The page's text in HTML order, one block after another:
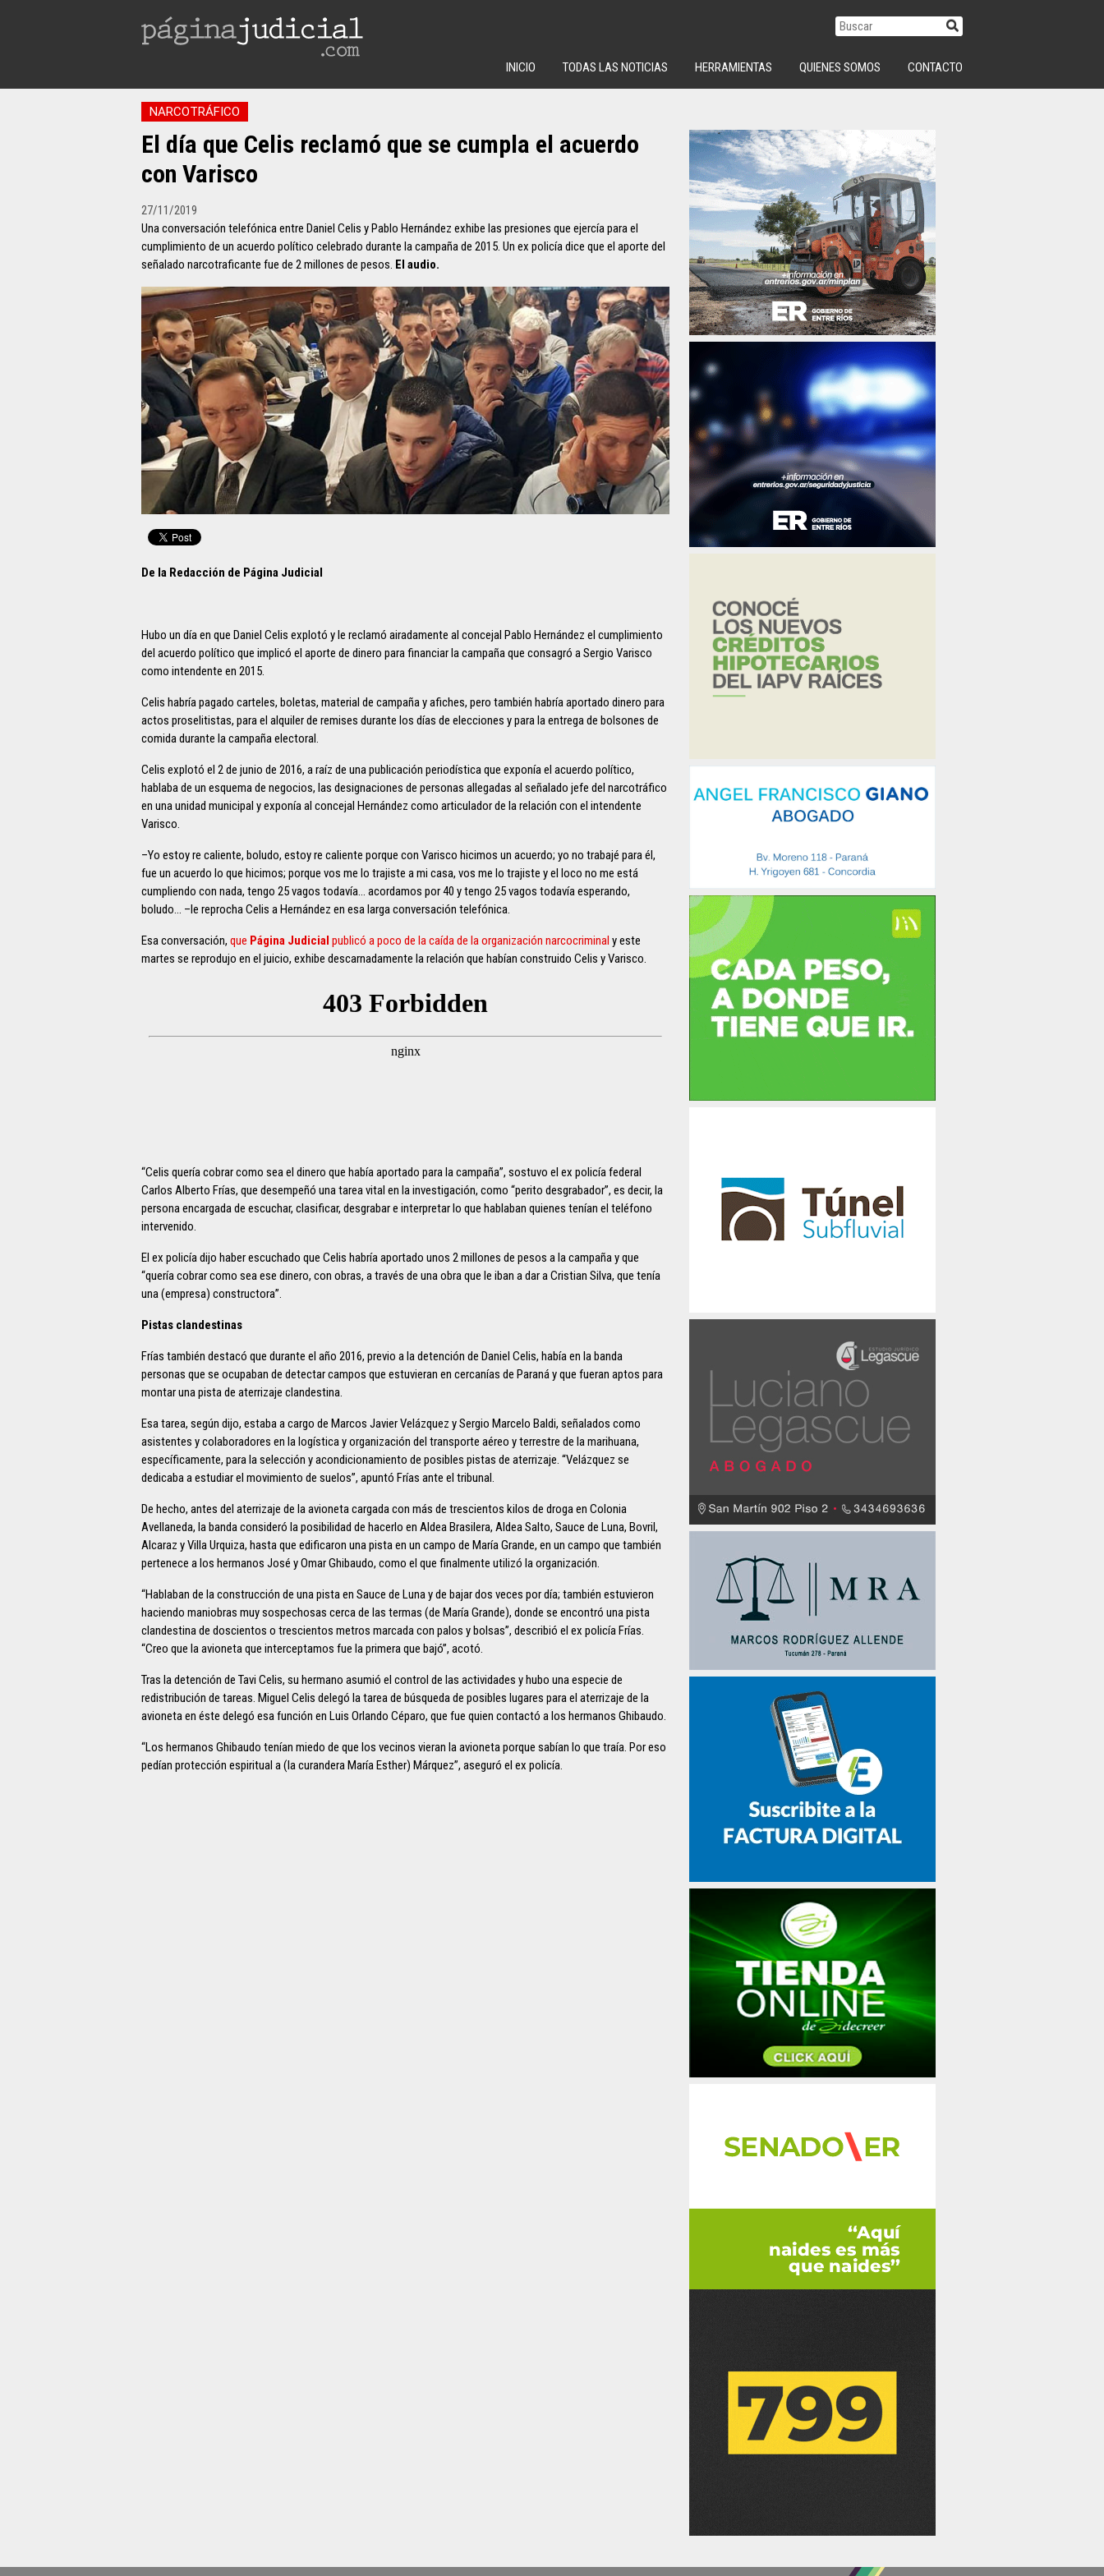
INICIO TODAS LAS NOTICIAS HERRAMIENTAS QUIENES SOMOS CONTACTO
NARCOTRÁFICO
El día que Celis reclamó que se cumpla el acuerdo
con Varisco
27/11/2019
Una conversación telefónica entre Daniel Celis y Pablo Hernández exhibe las presiones que ejercía para el
cumplimiento de un acuerdo político celebrado durante la campaña de 2015. Un ex policía dice que el aporte del
señalado narcotraficante fue de 2 millones de pesos. El audio.
De la Redacción de Página Judicial
Hubo un día en que Daniel Celis explotó y le reclamó airadamente al concejal Pablo Hernández el cumplimiento
del acuerdo político que implicó el aporte de dinero para financiar la campaña que consagró a Sergio Varisco
como intendente en 2015.
Celis habría pagado carteles, boletas, material de campaña y afiches, pero también habría aportado dinero para
actos proselitistas, para el alquiler de remises durante los días de elecciones y para la entrega de bolsones de
comida durante la campaña electoral.
Celis explotó el 2 de junio de 2016, a raíz de una publicación periodística que exponía el acuerdo político,
hablaba de un esquema de negocios, las designaciones de personas allegadas al señalado jefe del narcotráfico
en una unidad municipal y exponía al concejal Hernández como articulador de la relación con el intendente
Varisco.
–Yo estoy re caliente, boludo, estoy re caliente porque con Varisco hicimos un acuerdo; yo no trabajé para él,
fue un acuerdo lo que hicimos; porque vos me lo trajiste a mi casa, vos me lo trajiste y el loco no me está
cumpliendo con nada, tengo 25 vagos todavía… acordamos por 40 y tengo 25 vagos todavía esperando,
boludo… –le reprocha Celis a Hernández en esa larga conversación telefónica.
Esa conversación, que Página Judicial publicó a poco de la caída de la organización narcocriminal y este
martes se reprodujo en el juicio, exhibe descarnadamente la relación que habían construido Celis y Varisco.
“Celis quería cobrar como sea el dinero que había aportado para la campaña”, sostuvo el ex policía federal
Carlos Alberto Frías, que desempeñó una tarea vital en la investigación, como “perito desgrabador”, es decir, la
persona encargada de escuchar, clasificar, desgrabar e interpretar lo que hablaban quienes tenían el teléfono
intervenido.
El ex policía dijo haber escuchado que Celis habría aportado unos 2 millones de pesos a la campaña y que
“quería cobrar como sea ese dinero, con obras, a través de una obra que le iban a dar a Cristian Silva, que tenía
una (empresa) constructora”.
Pistas clandestinas
Frías también destacó que durante el año 2016, previo a la detención de Daniel Celis, había en la banda
personas que se ocupaban de detectar campos que estuvieran en cercanías de Paraná y que fueran aptos para
montar una pista de aterrizaje clandestina.
Esa tarea, según dijo, estaba a cargo de Marcos Javier Velázquez y Sergio Marcelo Baldi, señalados como
asistentes y colaboradores en la logística y organización del transporte aéreo y terrestre de la marihuana,
específicamente, para la selección y acondicionamiento de posibles pistas de aterrizaje. “Velázquez se
dedicaba a estudiar el movimiento de suelos”, apuntó Frías ante el tribunal.
De hecho, antes del aterrizaje de la avioneta cargada con más de trescientos kilos de droga en Colonia
Avellaneda, la banda consideró la posibilidad de hacerlo en Aldea Brasilera, Aldea Salto, Sauce de Luna, Bovril,
Alcaraz y Villa Urquiza, hasta que edificaron una pista en un campo de María Grande, en un campo que también
pertenece a los hermanos José y Omar Ghibaudo, como el que finalmente utilizó la organización.
“Hablaban de la construcción de una pista en Sauce de Luna y de bajar dos veces por día; también estuvieron
haciendo maniobras muy sospechosas cerca de las termas (de María Grande), donde se encontró una pista
clandestina de doscientos o trescientos metros marcada con palos y bolsas”, describió el ex policía Frías.
“Creo que la avioneta que interceptamos fue la primera que bajó”, acotó.
Tras la detención de Tavi Celis, su hermano asumió el control de las actividades y hubo una especie de
redistribución de tareas. Miguel Celis delegó la tarea de búsqueda de posibles lugares para el aterrizaje de la
avioneta en éste delegó esa función en Luis Orlando Céparo, que fue quien contactó a los hermanos Ghibaudo.
“Los hermanos Ghibaudo tenían miedo de que los vecinos vieran la avioneta porque sabían lo que traía. Por eso
pedían protección espiritual a (la curandera María Esther) Márquez”, aseguró el ex policía.